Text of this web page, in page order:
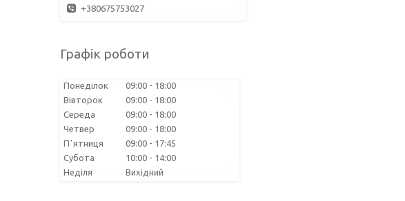
+380675753027
Графік роботи
Понеділок 09:00
18:00
Вівторок
09:00
18:00
Середа
09:00
18:00
Четвер
09:00
18:00
Пʼятниця
09:00
17:45
Субота
10:00
14:00
Неділя
Вихідний